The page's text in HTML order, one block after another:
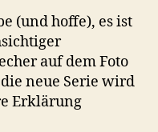
(und hoffe), es ist
auf dem Foto
neue Serie wird
Erklärung